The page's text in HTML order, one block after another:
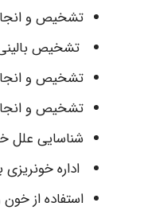
تشخیص و
تشخیص
تشخیص و
تشخیص و
شناسایی علل
اداره خونریزی
استفاده از